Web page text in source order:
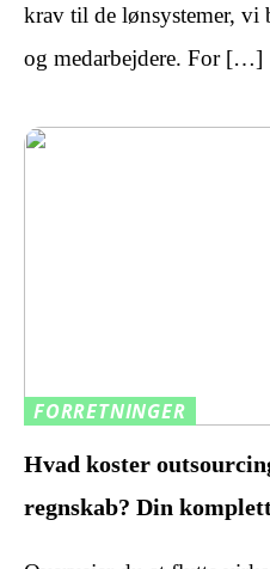
krav til de lønsystemer, vi
og medarbejdere. For […]
FORRETNINGER
Hvad koster
regnskab? Din